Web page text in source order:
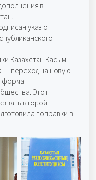
в
указ о
Казахстан Касым-
— переход на новую
формат
Этот
второй
поправки в